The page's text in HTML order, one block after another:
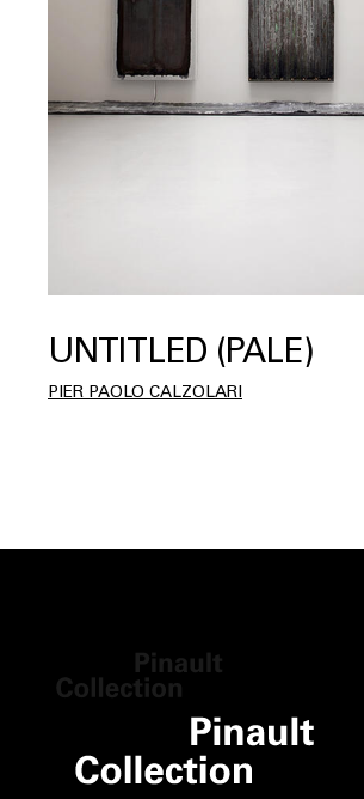
UNTITLED (PALE)
PIER PAOLO CALZOLARI